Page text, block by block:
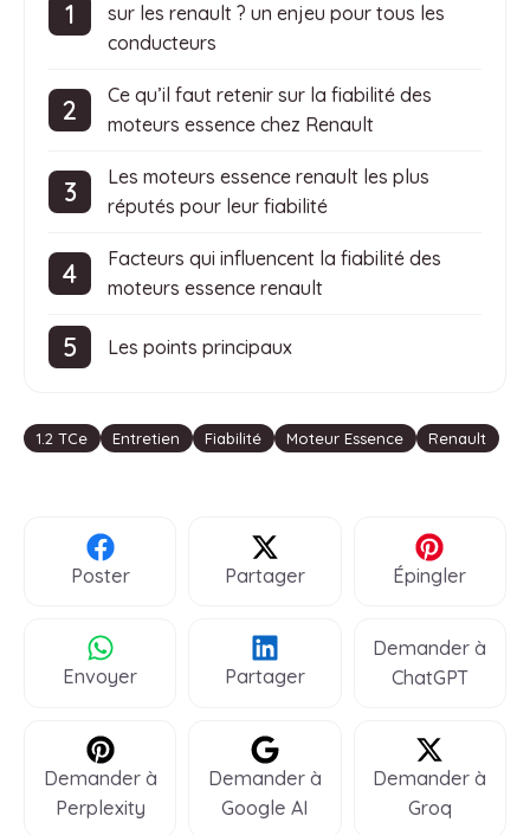
sur les renault ? un enjeu pour tous les
conducteurs
Ce qu’il faut retenir sur la fiabilité des
moteurs essence chez Renault
Les moteurs essence renault les plus
réputés pour leur fiabilité
Facteurs qui influencent la fiabilité des
moteurs essence renault
Les points principaux
Étiquettes
1.2 TCe Entretien Fiabilité Moteur Essence Renault
Poster Partager Épingler
Envoyer Partager
Demander à
ChatGPT
Demander à
Perplexity
Demander à
Google AI
Demander à
Groq